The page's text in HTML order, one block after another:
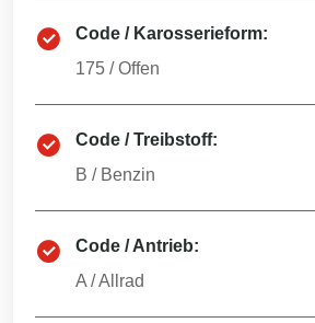
Code / Karosserieform:
175 /Offen
Code / Treibstoff:
B / Benzin
Code / Antrieb:
A /Allrad